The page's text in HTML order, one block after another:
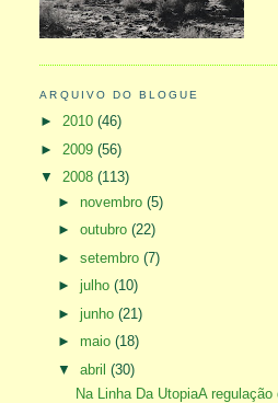
ARQUIVO DO BLOGUE
►2010(46)
► 2009(56)
▼2008(113)
►novembro(5)
►outubro(22)
►setembro(7)
►julho(10)
►junho(21)
►maio(18)
▼abril(30)
Na Linha Da UtopiaA